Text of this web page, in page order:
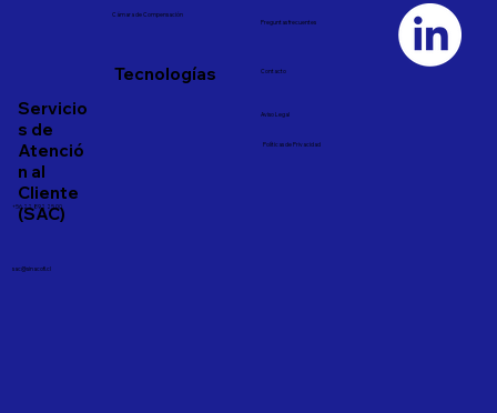
+56 22 892 25 00
Servicio
s de
Atenció
n al
Cliente
(SAC)
sac@sinacofi.cl
Cámara de Compensación
Tecnologías
Preguntas frecuentes
Contacto
Aviso Legal
Políticas de Privacidad